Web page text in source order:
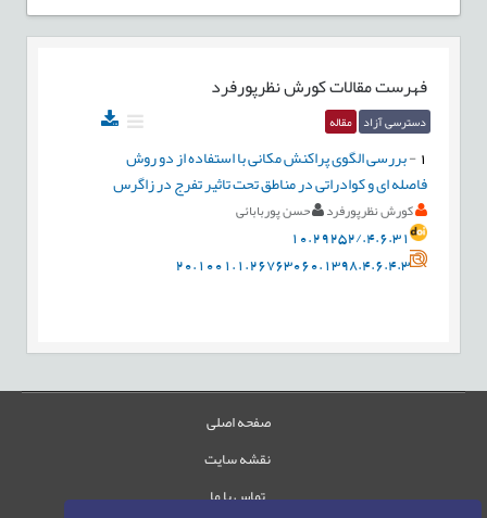
فهرست مقالاتکورش نظرپورفرد
دسترسی آزاد مقاله
-بررسی الگوی پراکنش مکانی با استفاده از دو روش
فاصله ای و کوادراتی در مناطق تحت تاثیر تفرج در زاگرس
کورش نظرپورفرد حسن پوربابائی
10.29252/.4.6.31
20.1001.1.26763060.1398.4.6.4.3
صفحه اصلی
نقشه سایت
تماس با ما